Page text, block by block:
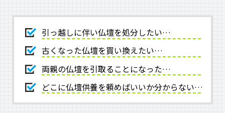
引っ越しに伴い仏壇を処分したい…
古くなった仏壇を買い換えたい…
両親の仏壇を引取ることになった…
どこに仏壇供養を頼めばいいか分からない…